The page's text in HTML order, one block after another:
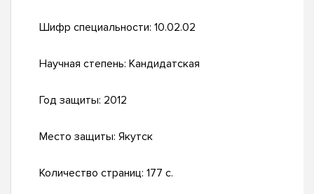
Шифр специальности: 10.02.02
Научная степень: Кандидатская
Год защиты: 2012
Место защиты: Якутск
Количество страниц: 177 с.